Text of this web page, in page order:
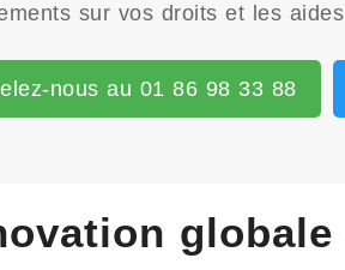
sur vos droits et les
nous au 01 86 98 33 88
globale